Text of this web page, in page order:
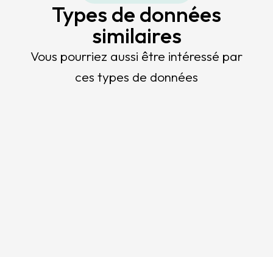
Types de données
similaires
Vous pourriez aussi être intéressé par
ces types de données